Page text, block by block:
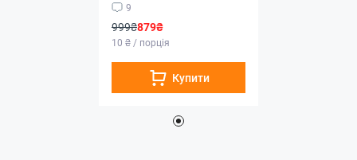
9
999₴879₴
10 ₴ / порція
Купити